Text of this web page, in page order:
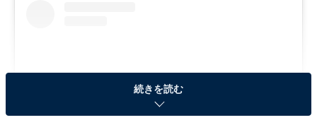
続きを読む